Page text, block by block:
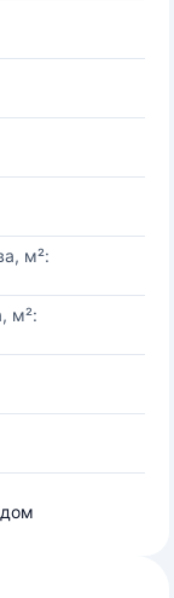
м²:
м²:
дом